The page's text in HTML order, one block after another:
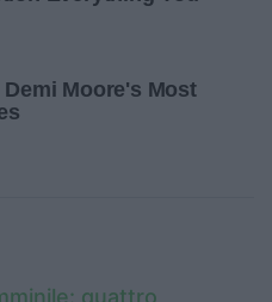
quattro